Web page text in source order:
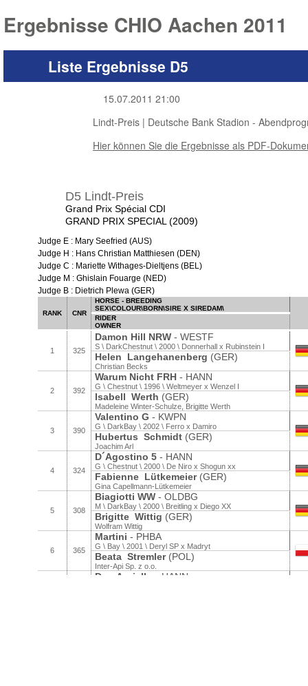
Ergebnisse CHIO Aachen 2011
Liste Ergebnisse D5
15.07.2011 21:00
Lindt-Preis | Deutsche Bank Stadion -
Hier können Sie die Ergebnisse als PDF-